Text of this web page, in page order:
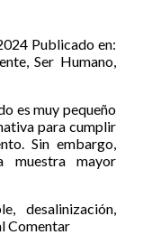
Publicado en:
,Ser Humano,
es muy pequeño
para cumplir
Sin embargo,
muestra mayor
,desalinización,
Comentar